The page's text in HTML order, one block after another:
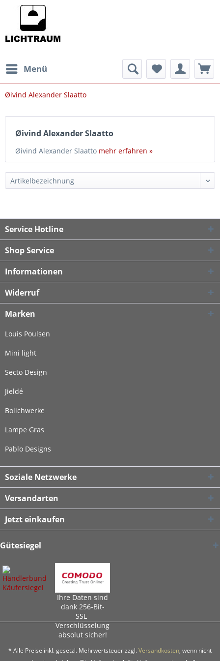
Menü
Øivind Alexander Slaatto
Øivind Alexander Slaatto
Øivind Alexander Slaatto mehr erfahren »
Service Hotline
Shop Service
Informationen
Widerruf
Marken
Louis Poulsen
Mini light
Secto Design
Jieldé
Bolichwerke
Lampe Gras
Pablo Designs
Soziale Netzwerke
Versandarten
Jetzt einkaufen
Gütesiegel
Ihre Daten sind
dank 256-Bit-
SSL-
Verschlüsselung
absolut sicher!
* Alle Preise inkl. gesetzl. Mehrwertsteuer zzgl.Versandkosten, wenn nicht